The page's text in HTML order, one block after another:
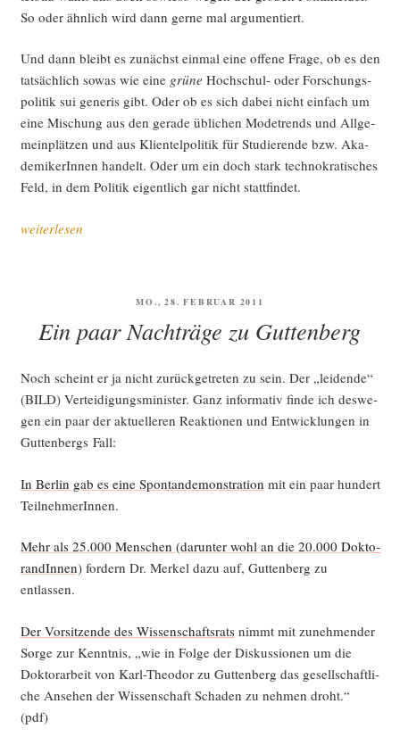
So oder ähn­lich wird dann ger­ne mal argumentiert.
Und dann bleibt es zunächst ein­mal eine offe­ne Fra­ge, ob es den
tat­säch­lich sowas wie eine grü­ne Hoch­schul- oder For­schungs­
po­li­tik sui gene­ris gibt. Oder ob es sich dabei nicht ein­fach um
eine Mischung aus den gera­de übli­chen Mode­trends und All­ge­
mein­plät­zen und aus Kli­en­tel­po­li­tik für Stu­die­ren­de bzw. Aka­
de­mi­ke­rIn­nen han­delt. Oder um ein doch stark tech­no­kra­ti­sches
Feld, in dem Poli­tik eigent­lich gar nicht stattfindet.
„Drei
grü­
Hoch­
schul-
und
For­
po­
li­
weiterlesen
VERÖFFENTLICHT
MO., 28. FEBRUAR 2011
Ein paar Nachträge zu Guttenberg
Noch scheint er ja nicht zurück­ge­tre­ten zu sein. Der „lei­den­de“
(BILD) Ver­tei­di­gungs­mi­nis­ter. Ganz infor­ma­tiv fin­de ich des­we­
gen ein paar der aktu­el­le­ren Reak­tio­nen und Ent­wick­lun­gen in
Gut­ten­bergs Fall:
In Ber­lin gab es eine Spon­tan­de­mons­tra­ti­on mit ein paar hun­dert
TeilnehmerInnen.
Mehr als 25.000 Men­schen (dar­un­ter wohl an die 20.000 Dok­to­
ran­dIn­nen)for­dern Dr. Mer­kel dazu auf, Gut­ten­berg zu
entlassen.
Der Vor­sit­zen­de des Wis­sen­schafts­ratsnimmt mit zuneh­men­der
Sor­ge zur Kennt­nis, „wie in Fol­ge der Dis­kus­sio­nen um die
Dok­tor­ar­beit von Karl-Theo­dor zu Gut­ten­berg das gesell­schaft­li­
che Anse­hen der Wis­sen­schaft Scha­den zu neh­men droht.“
(pdf)